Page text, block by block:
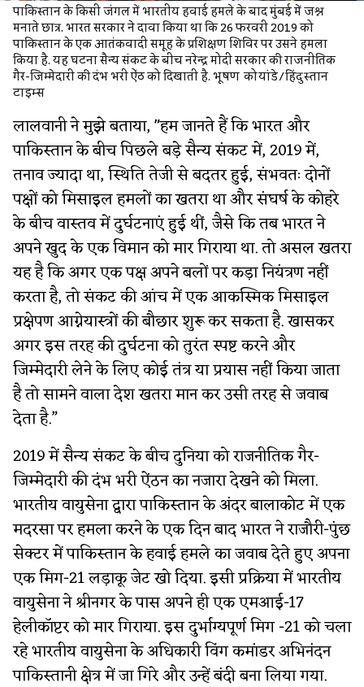
पाकिस्तान के किसी जंगल में भारतीय हवाई हमले के बाद मुंबई में जश्न
मनाते छात्र. भारत सरकार ने दावा किया था कि 26 फरवरी 2019 को
पाकिस्तान के एक आतंकवादी समूह के प्रशिक्षण शिविर पर उसने हमला
किया है. यह घटना सैन्य संकट के बीच नरेन्द्र मोदी सरकार की राजनीतिक
गैर-जिम्मेदारी की दंभ भरी ऐंठ को दिखाती है.भूषण कोयांडे/हिंदुस्तान
टाइम्स
लालवानी ने मुझे बताया, "हम जानते हैं कि भारत और
पाकिस्तान के बीच पिछले बड़े सैन्य संकट में, 2019 में,
तनाव ज्यादा था, स्थिति तेजी से बदतर हुई, संभवतः दोनों
पक्षों को मिसाइल हमलों का खतरा था और संघर्ष के कोहरे
के बीच वास्तव में दुर्घटनाएं हुई थीं, जैसे कि तब भारत ने
अपने खुद के एक विमान को मार गिराया था. तो असल खतरा
यह है कि अगर एक पक्ष अपने बलों पर कड़ा नियंत्रण नहीं
करता है, तो संकट की आंच में एक आकस्मिक मिसाइल
प्रक्षेपण आग्नेयास्त्रों की बौछार शुरू कर सकता है. खासकर
अगर इस तरह की दुर्घटना को तुरंत स्पष्ट करने और
जिम्मेदारी लेने के लिए कोई तंत्र या प्रयास नहीं किया जाता
है तो सामने वाला देश खतरा मान कर उसी तरह से जवाब
देता है.”
2019 में सैन्य संकट के बीच दुनिया को राजनीतिक गैर-
जिम्मेदारी की दंभ भरी ऐंठन का नजारा देखने को मिला.
भारतीय वायुसेना द्वारा पाकिस्तान के अंदर बालाकोट में एक
मदरसा पर हमला करने के एक दिन बाद भारत ने राजौरी-पुंछ
सेक्टर में पाकिस्तान के हवाई हमले का जवाब देते हुए अपना
एक मिग-21 लड़ाकू जेट खो दिया. इसी प्रक्रिया में भारतीय
वायुसेना ने श्रीनगर के पास अपने ही एक एमआई-17
हेलीकॉप्टर को मार गिराया. इस दुर्भाग्यपूर्ण मिग -21 को चला
रहे भारतीय वायुसेना के अधिकारी विंग कमांडर अभिनंदन
पाकिस्तानी क्षेत्र में जा ​गिरे और उन्हें बंदी बना लिया गया.